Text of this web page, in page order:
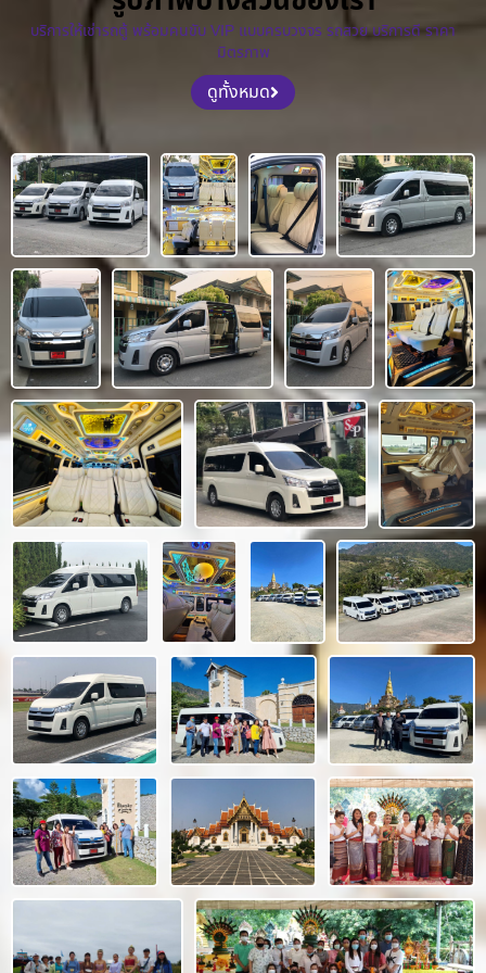
บริการให้เช่ารถตู้ พร้อมคนขับ VIP แบบครบวงจร รถสวย บริการดี ราคา
มิตรภาพ
ดูทั้งหมด